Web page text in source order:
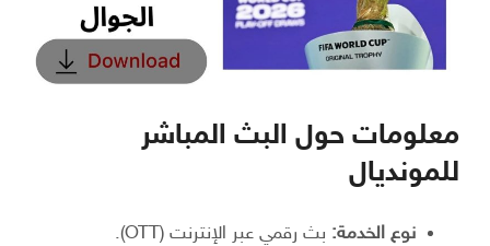
معلومات حول البث المباشر
للمونديال
نوع الخدمة: بث رقمي عبر الإنترنت (OTT).